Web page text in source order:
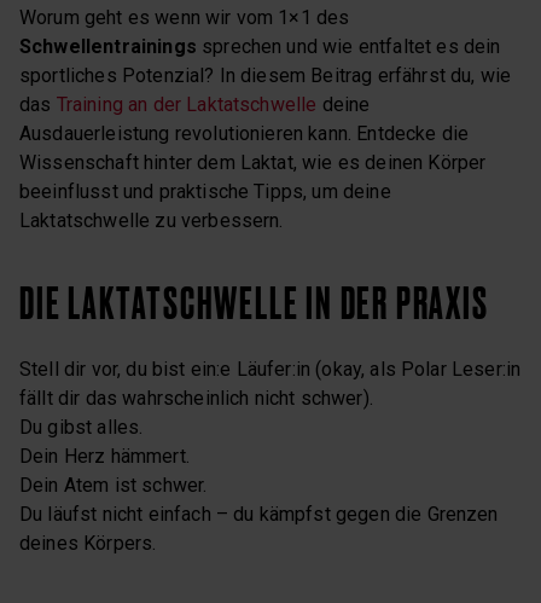
Worum geht es wenn wir vom 1×1 des
Schwellentrainings sprechen und wie entfaltet es dein
sportliches Potenzial? In diesem Beitrag erfährst du, wie
das Training an der Laktatschwelle deine
Ausdauerleistung revolutionieren kann. Entdecke die
Wissenschaft hinter dem Laktat, wie es deinen Körper
beeinflusst und praktische Tipps, um deine
Laktatschwelle zu verbessern.
DIE LAKTATSCHWELLE IN DER PRAXIS
Stell dir vor, du bist ein:e Läufer:in (okay, als Polar Leser:in
fällt dir das wahrscheinlich nicht schwer).
Du gibst alles.
Dein Herz hämmert.
Dein Atem ist schwer.
Du läufst nicht einfach – du kämpfst gegen die Grenzen
deines Körpers.